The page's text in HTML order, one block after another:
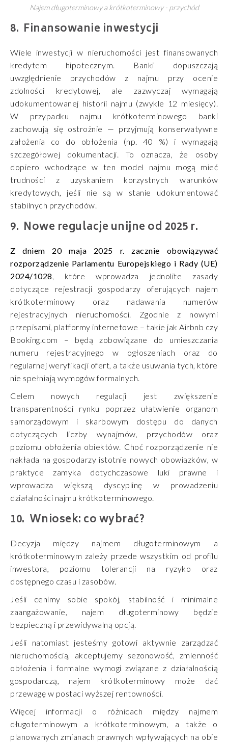
Najem długoterminowy a krótkoterminowy - przychód
Finansowanie inwestycji
Wiele inwestycji w nieruchomości jest finansowanych
kredytem hipotecznym. Banki dopuszczają
uwzględnienie przychodów z najmu przy ocenie
zdolności kredytowej, ale zazwyczaj wymagają
udokumentowanej historii najmu (zwykle 12 miesięcy).
W przypadku najmu krótkoterminowego banki
zachowują się ostrożnie — przyjmują konserwatywne
założenia co do obłożenia (np. 40 %) i wymagają
szczegółowej dokumentacji. To oznacza, że osoby
dopiero wchodzące w ten model najmu mogą mieć
trudności z uzyskaniem korzystnych warunków
kredytowych, jeśli nie są w stanie udokumentować
stabilnych przychodów.
Nowe regulacje unijne od 2025 r.
Z dniem 20 maja 2025 r. zacznie obowiązywać
rozporządzenie Parlamentu Europejskiego i Rady (UE)
2024/1028, które wprowadza jednolite zasady
dotyczące rejestracji gospodarzy oferujących najem
krótkoterminowy oraz nadawania numerów
rejestracyjnych nieruchomości. Zgodnie z nowymi
przepisami, platformy internetowe – takie jak Airbnb czy
Booking.com – będą zobowiązane do umieszczania
numeru rejestracyjnego w ogłoszeniach oraz do
regularnej weryfikacji ofert, a także usuwania tych, które
nie spełniają wymogów formalnych.
Celem nowych regulacji jest zwiększenie
transparentności rynku poprzez ułatwienie organom
samorządowym i skarbowym dostępu do danych
dotyczących liczby wynajmów, przychodów oraz
poziomu obłożenia obiektów. Choć rozporządzenie nie
nakłada na gospodarzy istotnie nowych obowiązków, w
praktyce zamyka dotychczasowe luki prawne i
wprowadza większą dyscyplinę w prowadzeniu
działalności najmu krótkoterminowego.
Wniosek: co wybrać?
Decyzja między najmem długoterminowym a
krótkoterminowym zależy przede wszystkim od profilu
inwestora, poziomu tolerancji na ryzyko oraz
dostępnego czasu i zasobów.
Jeśli cenimy sobie spokój, stabilność i minimalne
zaangażowanie, najem długoterminowy będzie
bezpieczną i przewidywalną opcją.
Jeśli natomiast jesteśmy gotowi aktywnie zarządzać
nieruchomością, akceptujemy sezonowość, zmienność
obłożenia i formalne wymogi związane z działalnością
gospodarczą, najem krótkoterminowy może dać
przewagę w postaci wyższej rentowności.
Więcej informacji o różnicach między najmem
długoterminowym a krótkoterminowym, a także o
planowanych zmianach prawnych wpływających na obie